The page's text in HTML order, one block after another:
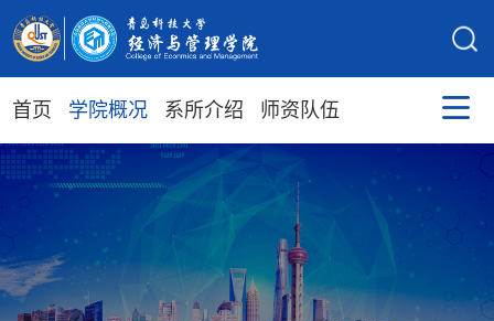
首页 学院概况 系所介绍 师资队伍